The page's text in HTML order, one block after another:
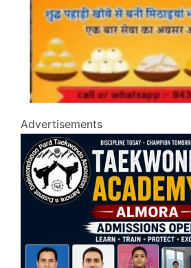
Advertisements